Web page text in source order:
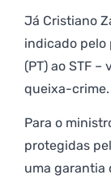
Já Cristiano
indicado pelo
(PT) ao STF
queixa-crime.
Para o
protegidas
uma garantia